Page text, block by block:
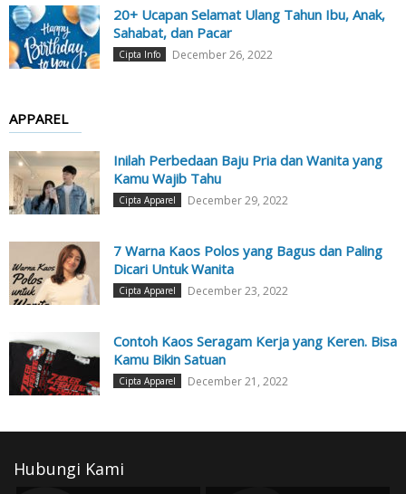
20+ Ucapan Selamat Ulang Tahun Ibu, Anak,
Sahabat, dan Pacar
Cipta Info December 26, 2022
APPAREL
Inilah Perbedaan Baju Pria dan Wanita yang
Kamu Wajib Tahu
Cipta Apparel December 29, 2022
7 Warna Kaos Polos yang Bagus dan Paling
Dicari Untuk Wanita
Cipta Apparel December 23, 2022
Contoh Kaos Seragam Kerja yang Keren. Bisa
Kamu Bikin Satuan
Cipta Apparel December 21, 2022
Hubungi Kami